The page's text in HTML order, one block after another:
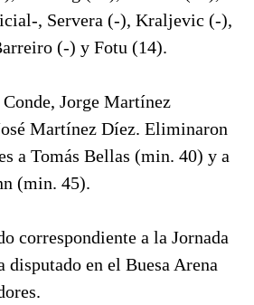
, Servera (-), Kraljevic (-),
(-) y Fotu (14).
Jorge Martínez
Martínez Díez. Eliminaron
a Tomás Bellas (min. 40) y a
(min. 45).
correspondiente a la Jornada
disputado en el Buesa Arena